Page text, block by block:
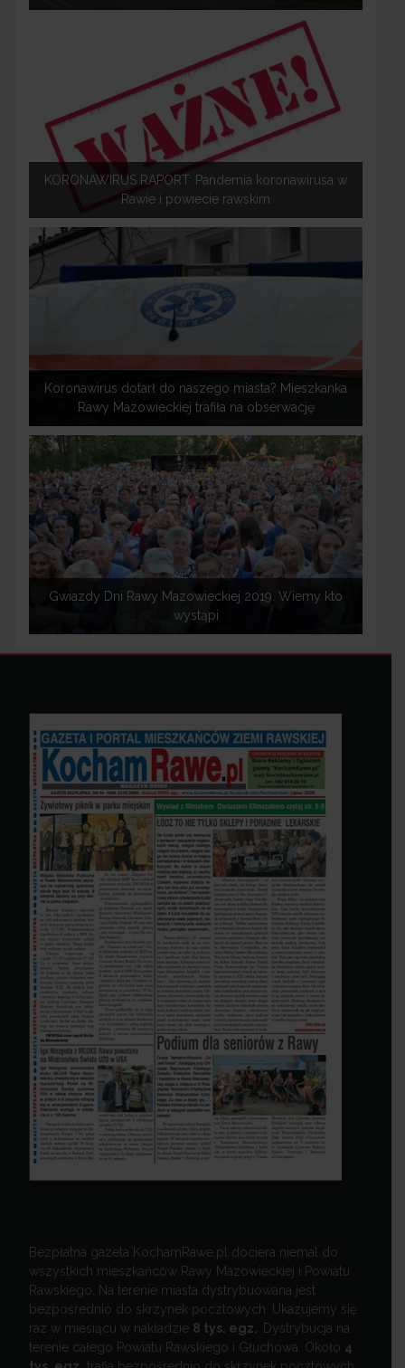
KORONAWIRUS RAPORT: Pandemia koronawirusa w
Rawie i powiecie rawskim
Koronawirus dotarł do naszego miasta? Mieszkanka
Rawy Mazowieckiej trafiła na obserwację
Gwiazdy Dni Rawy Mazowieckiej 2019. Wiemy kto
wystąpi
Bezpłatna gazeta KochamRawe.pl dociera niemal do
wszystkich mieszkańców Rawy Mazowieckiej i Powiatu
Rawskiego. Na terenie miasta dystrybuowana jest
bezpośrednio do skrzynek pocztowych. Ukazujemy się
raz w miesiącu w nakładzie 8 tys. egz. Dystrybucja na
terenie całego Powiatu Rawskiego i Głuchowa. Około 4